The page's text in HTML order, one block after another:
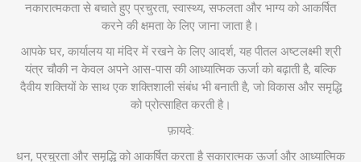
नकारात्मकता से बचाते हुए प्रचुरता, स्वास्थ्य, सफलता और भाग्य को आकर्षित
करने की क्षमता के लिए जाना जाता है।
आपके घर, कार्यालय या मंदिर में रखने के लिए आदर्श, यह पीतल अष्टलक्ष्मी श्री
यंत्र चौकी न केवल अपने आस-पास की आध्यात्मिक ऊर्जा को बढ़ाती है, बल्कि
दैवीय शक्तियों के साथ एक शक्तिशाली संबंध भी बनाती है, जो विकास और समृद्धि
को प्रोत्साहित करती है।
फ़ायदे:
धन, प्रचुरता और समृद्धि को आकर्षित करता है सकारात्मक ऊर्जा और आध्यात्मिक